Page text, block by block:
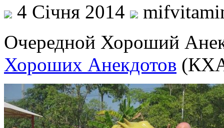
4 Січня 2014
Очередной Хороший
Хороших Анекдотов